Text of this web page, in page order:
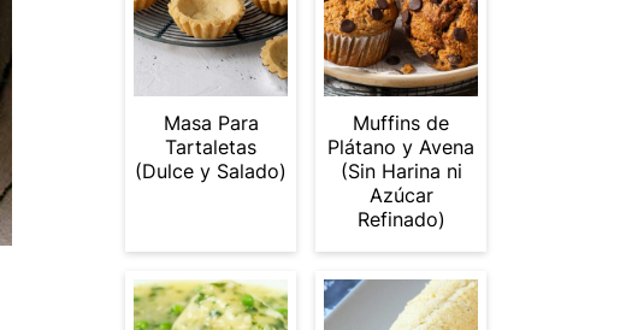
Masa Para
Tartaletas
(Dulce y Salado)
Muffins de
Plátano y Avena
(Sin Harina ni
Azúcar
Refinado)